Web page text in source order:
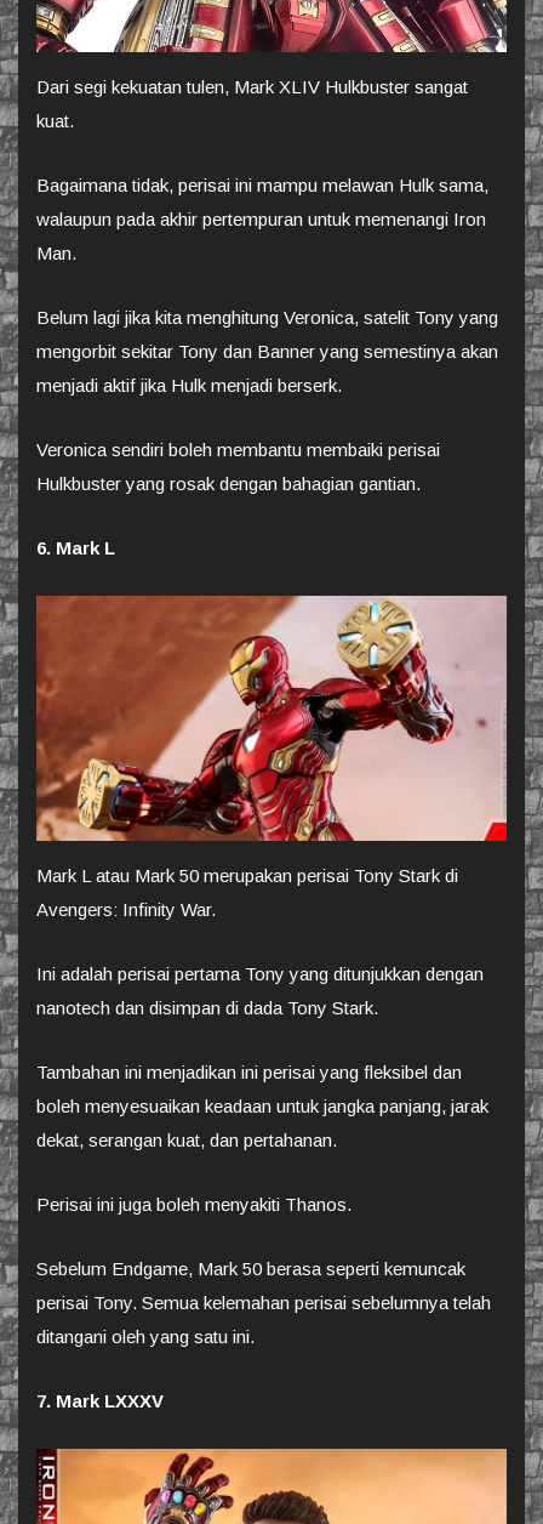
Dari segi kekuatan tulen, Mark XLIV Hulkbuster sangat
kuat.
Bagaimana tidak, perisai ini mampu melawan Hulk sama,
walaupun pada akhir pertempuran untuk memenangi Iron
Man.
Belum lagi jika kita menghitung Veronica, satelit Tony yang
mengorbit sekitar Tony dan Banner yang semestinya akan
menjadi aktif jika Hulk menjadi berserk.
Veronica sendiri boleh membantu membaiki perisai
Hulkbuster yang rosak dengan bahagian gantian.
6. Mark L
Mark L atau Mark 50 merupakan perisai Tony Stark di
Avengers: Infinity War.
Ini adalah perisai pertama Tony yang ditunjukkan dengan
nanotech dan disimpan di dada Tony Stark.
Tambahan ini menjadikan ini perisai yang fleksibel dan
boleh menyesuaikan keadaan untuk jangka panjang, jarak
dekat, serangan kuat, dan pertahanan.
Perisai ini juga boleh menyakiti Thanos.
Sebelum Endgame, Mark 50 berasa seperti kemuncak
perisai Tony. Semua kelemahan perisai sebelumnya telah
ditangani oleh yang satu ini.
7. Mark LXXXV